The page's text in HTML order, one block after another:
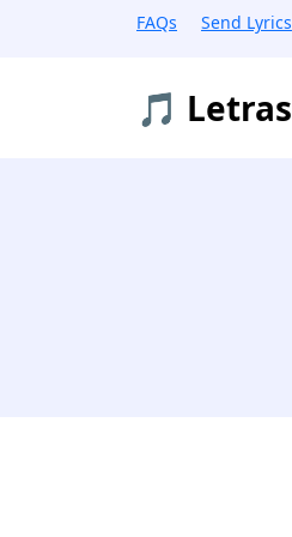
FAQs Send Lyrics
🎵 Letras